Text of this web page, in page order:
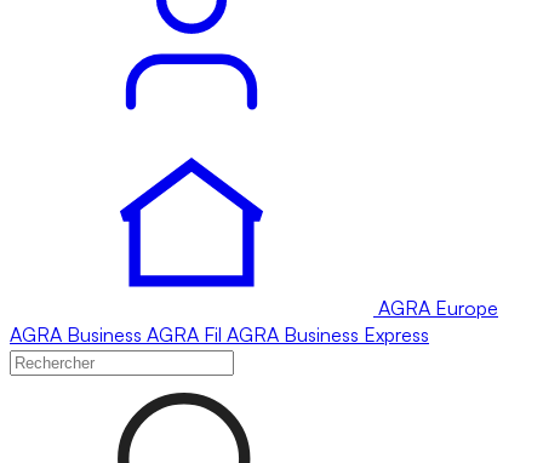
AGRA Europe
AGRA Business AGRA Fil AGRA Business Express